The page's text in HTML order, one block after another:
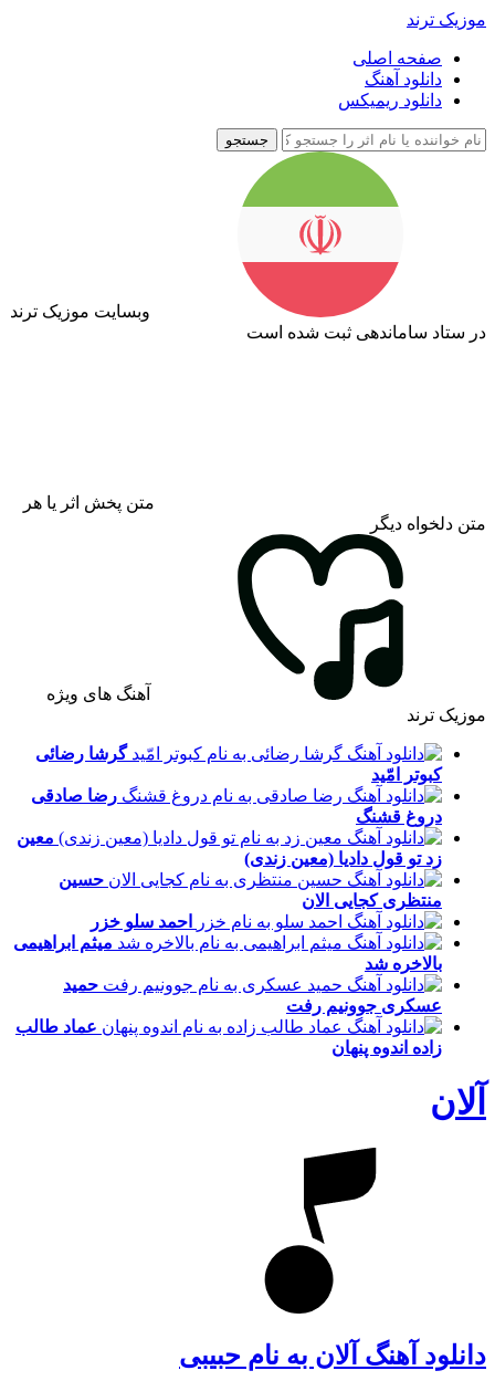
موزیک ترند
صفحه اصلی
دانلود آهنگ
دانلود ریمیکس
جستجو
وبسایت موزیک ترند
در ستاد ساماندهی ثبت شده است
متن پخش اثر یا هر
متن دلخواه دیگر
آهنگ های ویژه
موزیک ترند
گرشا رضائی
کبوتر امّید
رضا صادقی
دروغ قشنگ
معین
زدتو قول دادیا (معین زندی)
حسین
منتظریکجایی الان
احمد سلو خزر
میثم ابراهیمی
بالاخره شد
حمید
عسکری جوونیم رفت
عماد طالب
زاده اندوه پنهان
آلان
دانلود آهنگ آلان به نام حبیبی